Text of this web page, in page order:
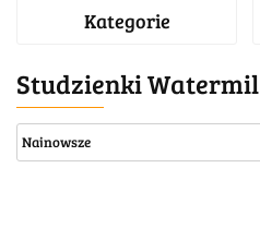
Kategorie
Studzienki Watermil